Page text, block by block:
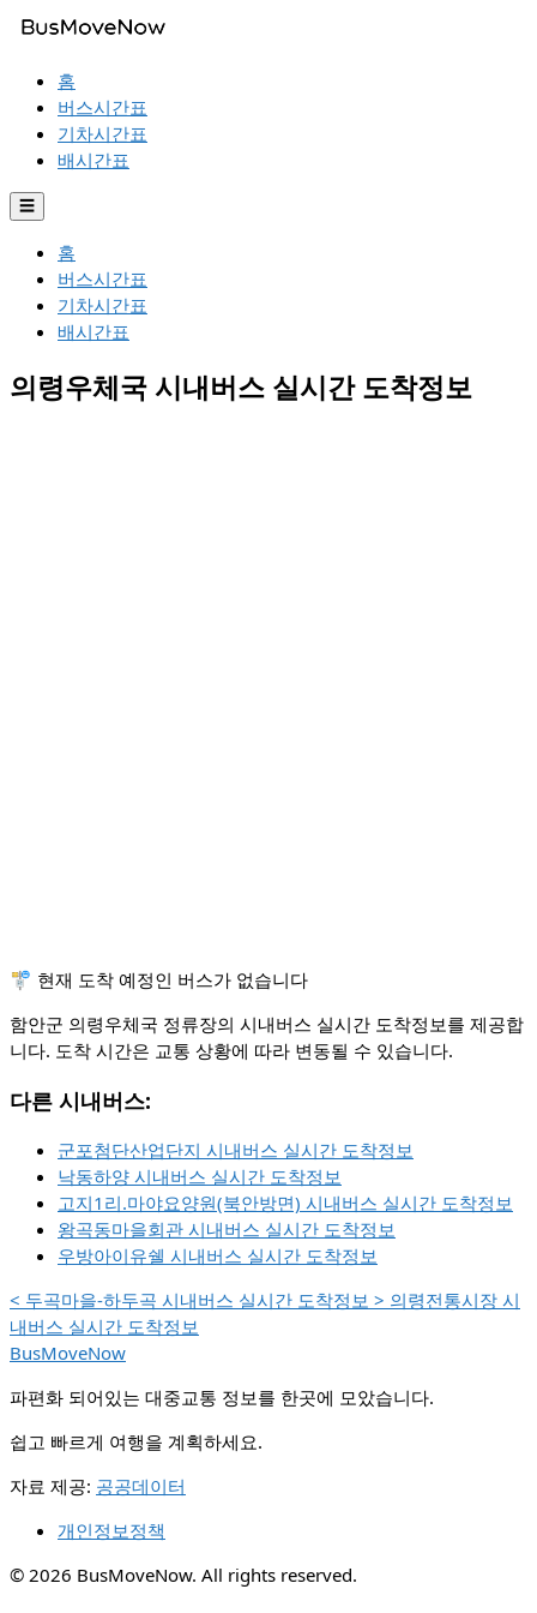
홈
버스시간표
기차시간표
배시간표
☰
홈
버스시간표
기차시간표
배시간표
의령우체국 시내버스 실시간 도착정보
🚏 현재 도착 예정인 버스가 없습니다
함안군 의령우체국 정류장의 시내버스 실시간 도착정보를 제공합
니다. 도착 시간은 교통 상황에 따라 변동될 수 있습니다.
다른 시내버스:
군포첨단산업단지 시내버스 실시간 도착정보
낙동하양 시내버스 실시간 도착정보
고지1리.마야요양원(북안방면) 시내버스 실시간 도착정보
왕곡동마을회관 시내버스 실시간 도착정보
우방아이유쉘 시내버스 실시간 도착정보
< 두곡마을-하두곡 시내버스 실시간 도착정보 > 의령전통시장 시
내버스 실시간 도착정보
BusMoveNow
파편화 되어있는 대중교통 정보를 한곳에 모았습니다.
쉽고 빠르게 여행을 계획하세요.
자료 제공: 공공데이터
개인정보정책
© 2026 BusMoveNow. All rights reserved.